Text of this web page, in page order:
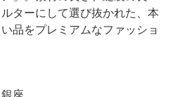
ターにして選び抜かれた、本
品をプレミアムなファッショ